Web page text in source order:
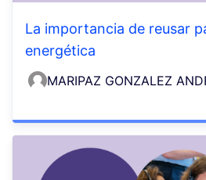
La importancia de reusar
energética
MARIPAZ GONZALEZ